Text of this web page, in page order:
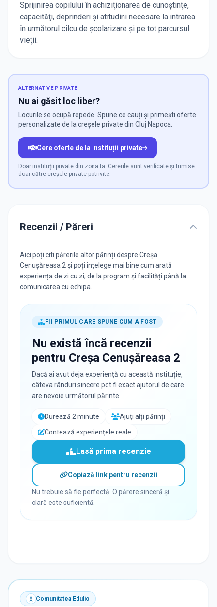
Sprijinirea copilului în achiziţionarea de cunoştinţe,
capacităţi, deprinderi şi atitudini necesare la intrarea
în următorul cilcu de școlarizare şi pe tot parcursul
vieţii.
ALTERNATIVE PRIVATE
Nu ai găsit loc liber?
Locurile se ocupă repede. Spune ce cauți și primești oferte
personalizate de la creșele private din Cluj Napoca.
Cere oferte de la instituții private
Doar instituții private din zona ta. Cererile sunt verificate și trimise
doar către creșele private potrivite.
Recenzii / Păreri
Aici poți citi părerile altor părinți despre Creșa
Cenușăreasa 2 și poți înțelege mai bine cum arată
experiența de zi cu zi, de la program și facilități până la
comunicarea cu echipa.
FII PRIMUL CARE SPUNE CUM A FOST
Nu există încă recenzii
pentru Creșa Cenușăreasa 2
Dacă ai avut deja experiență cu această instituție,
câteva rânduri sincere pot fi exact ajutorul de care
are nevoie următorul părinte.
Durează 2 minute
Ajuți alți părinți
Contează experiențele reale
Lasă prima recenzie
Copiază link pentru recenzii
Nu trebuie să fie perfectă. O părere sinceră și
clară este suficientă.
Comunitatea Edulio